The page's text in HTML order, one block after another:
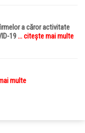
a căror activitate
19... citește mai multe
multe